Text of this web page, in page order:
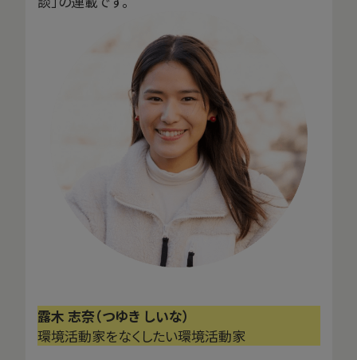
露木 志奈（つゆき しいな）
環境活動家をなくしたい環境活動家